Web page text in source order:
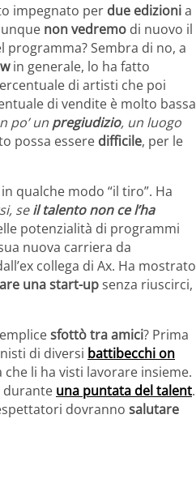
impegnato per due edizionia
non vedremo di nuovo il
Sembra di no, a
in generale, lo ha fatto
di artisti che poi
di vendite è molto bassa
po’ un pregiudizio, un luogo
possa essere difficile, per le
qualche modo “il tiro”. Ha
seil talento non ce l’ha
potenzialità di programmi
nuova carriera da
collega di Ax. Ha mostrato
una start-upsenza riuscirci,
sfottò tra amici? Prima
di diversi battibecchi on
li ha visti lavorare insieme.
durante una puntata del talent.
dovranno salutare